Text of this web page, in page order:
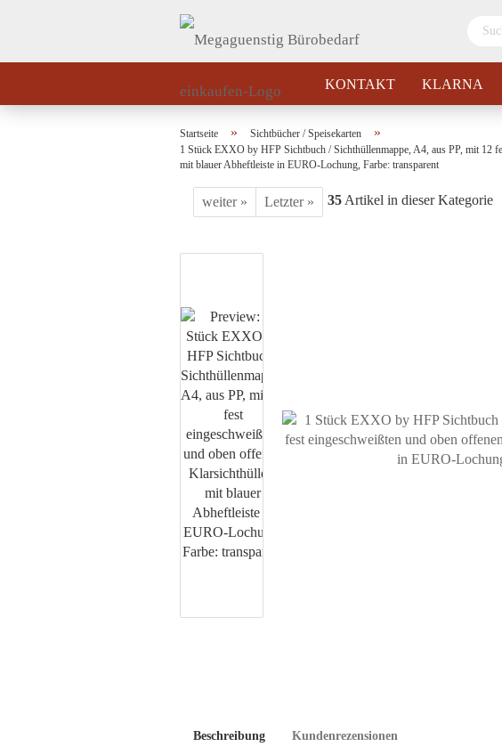
KONTAKT KLARNA
Startseite » Sichtbücher / Speisekarten »
1 Stück EXXO by HFP Sichtbuch / Sichthüllenmappe, A4, aus PP, mit 12
mit blauer Abheftleiste in EURO-Lochung, Farbe: transparent
weiter » Letzter » 35 Artikel in dieser Kategorie
Beschreibung Kundenrezensionen